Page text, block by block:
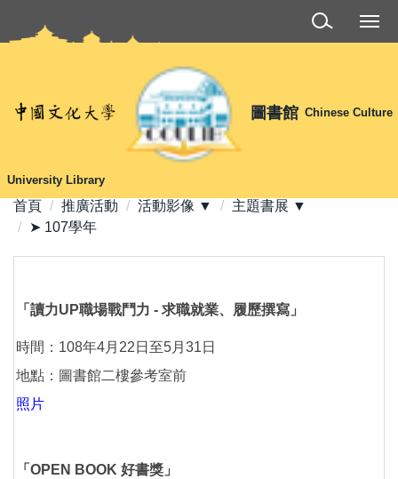
到
內
容
圖書館 Chinese Culture
University Library
首頁 推廣活動 活動影像 ▼
主題書展 ▼
➤ 107學年
「讀力UP職場戰鬥力 - 求職就業、履歷撰寫」
時間：108年4月22日至5月31日
地點：圖書館二樓參考室前
照片
「OPEN BOOK 好書獎」